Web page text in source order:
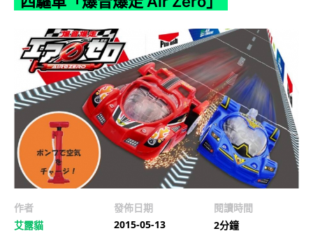
作者
艾露貓
發佈日期
2015-05-13
閱讀時間
2分鐘